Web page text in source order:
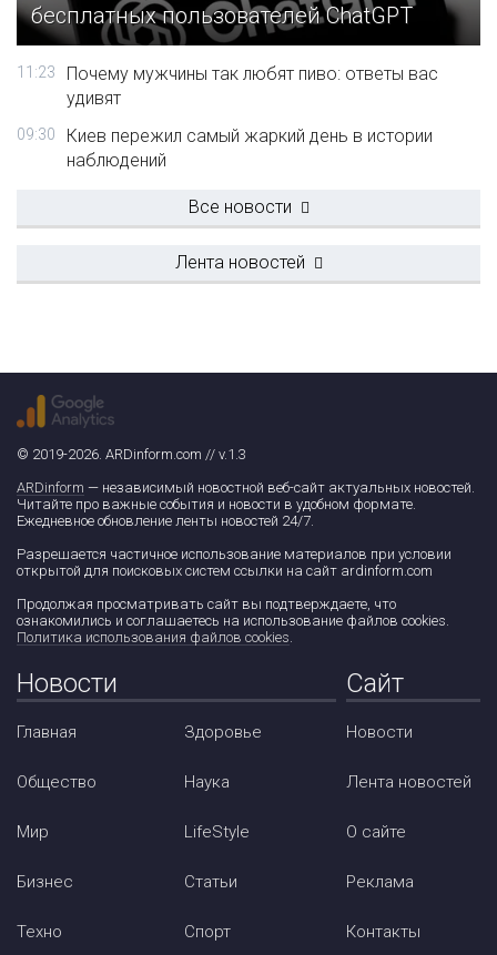
бесплатных пользователей ChatGPT
11:23
Почему мужчины так любят пиво: ответы вас
удивят
09:30
Киев пережил самый жаркий день в истории
наблюдений
Все новости
Лента новостей
© 2019-2026. ARDinform.com // v.1.3
ARDinform — независимый новостной веб-сайт актуальных новостей.
Читайте про важные события и новости в удобном формате.
Ежедневное обновление ленты новостей 24/7.
Разрешается частичное использование материалов при условии
открытой для поисковых систем ссылки на сайт ardinform.com
Продолжая просматривать сайт вы подтверждаете, что
ознакомились и соглашаетесь на использование файлов cookies.
Политика использования файлов cookies.
Новости
Главная
Общество
Мир
Бизнес
Техно
Здоровье
Наука
LifeStyle
Статьи
Спорт
Сайт
Новости
Лента новостей
О сайте
Реклама
Контакты